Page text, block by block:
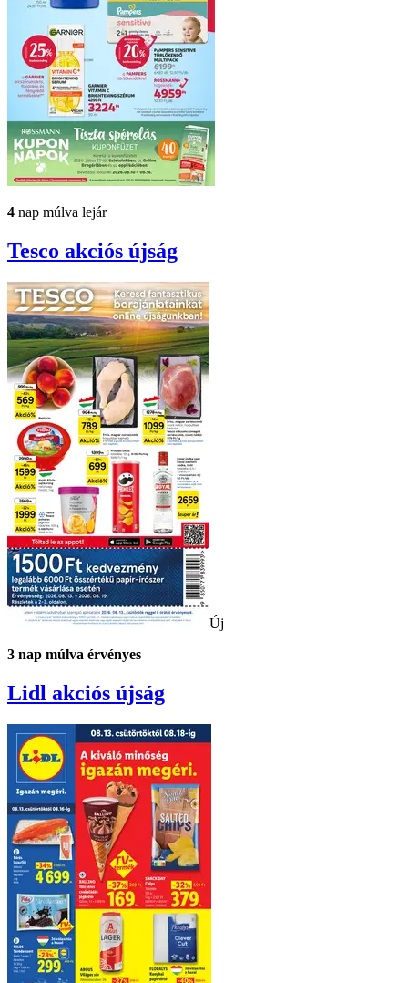
4 nap múlva lejár
Tesco akciós újság
Új
3 nap múlva érvényes
Lidl akciós újság